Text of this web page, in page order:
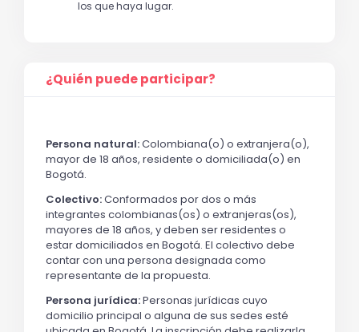
los que haya lugar.
¿Quién puede participar?
Persona natural:Colombiana(o) o extranjera(o),
mayor de 18 años, residente o domiciliada(o) en
Bogotá.
Colectivo:Conformados por dos o más
integrantes colombianas(os) o extranjeras(os),
mayores de 18 años, y deben ser residentes o
estar domiciliados en Bogotá. El colectivo debe
contar con una persona designada como
representante de la propuesta.
Persona jurídica:Personas jurídicas cuyo
domicilio principal o alguna de sus sedes esté